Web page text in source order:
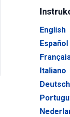
English
Español
Français
Italiano
Deutsch